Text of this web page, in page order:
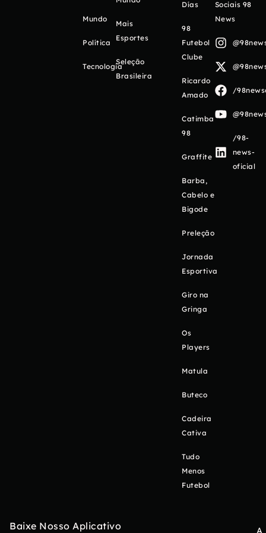
Mundo
Política
Tecnologia
Mais
Esportes
Seleção
Brasileira
Días
98
Futebol
Clube
Ricardo
Amado
Catimba
98
Graffite
Barba,
Cabelo e
Bigode
Preleção
Jornada
Esportiva
Giro na
Gringa
Os
Players
Matula
Buteco
Cadeira
Cativa
Tudo
Menos
Futebol
Sociais 98
News
/
/98-
news-
oficial
Baixe Nosso Aplicativo